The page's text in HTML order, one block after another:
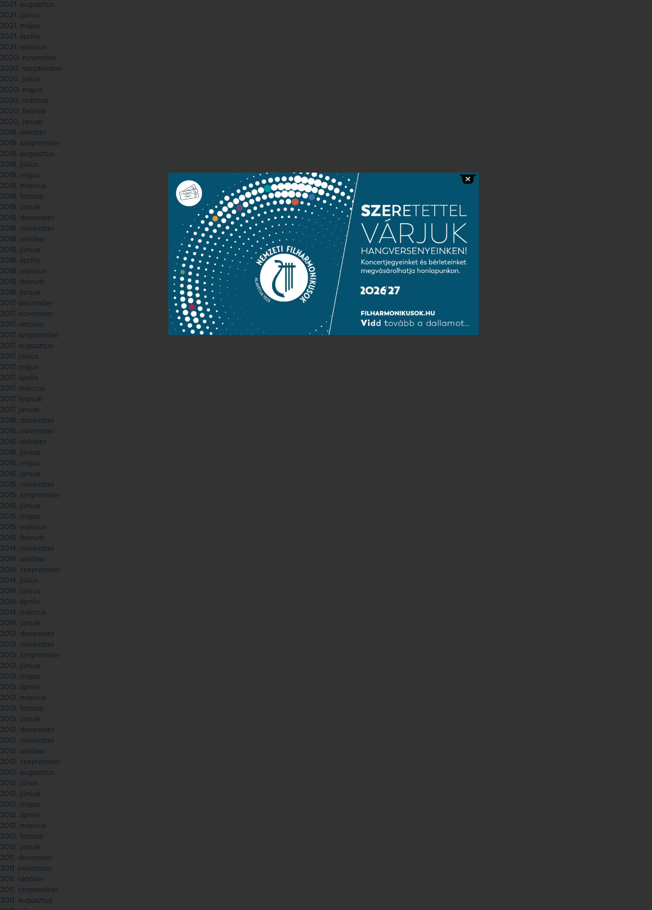
2021. augusztus
2021. június
2021. május
2021. április
2021. március
2020. november
2020. szeptember
2020. július
2020. május
2020. március
2020. február
2020. január
2019. október
2019. szeptember
2019. augusztus
2019. július
2019. május
2019. március
2019. február
2019. január
2018. december
2018. november
2018. október
2018. június
2018. április
2018. március
2018. február
2018. január
2017. december
2017. november
2017. október
2017. szeptember
2017. augusztus
2017. június
2017. május
2017. április
2017. március
2017. február
2017. január
2016. december
2016. november
2016. október
2016. június
2016. május
2016. január
2015. november
2015. szeptember
2015. június
2015. május
2015. március
2015. február
2014. november
2014. október
2014. szeptember
2014. július
2014. június
2014. április
2014. március
2014. január
2013. december
2013. november
2013. szeptember
2013. június
2013. május
2013. április
2013. március
2013. február
2013. január
2012. december
2012. november
2012. október
2012. szeptember
2012. augusztus
2012. július
2012. június
2012. május
2012. április
2012. március
2012. február
2012. január
2011. december
2011. november
2011. október
2011. szeptember
2011. augusztus